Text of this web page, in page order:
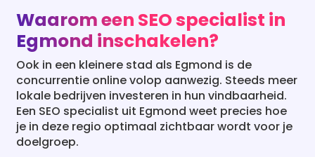
Waarom een SEO specialist in
Egmond inschakelen?
Ook in een kleinere stad als Egmond is de
concurrentie online volop aanwezig. Steeds meer
lokale bedrijven investeren in hun vindbaarheid.
Een SEO specialist uit Egmond weet precies hoe
je in deze regio optimaal zichtbaar wordt voor je
doelgroep.